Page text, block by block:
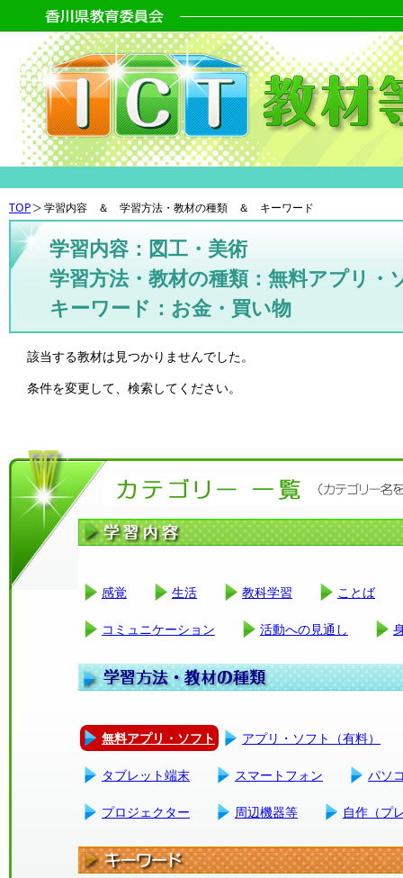
TOP 学習内容 ＆ 学習方法・教材の種類 ＆ キーワード
学習内容：図工・美術
学習方法・教材の種類：無料アプリ・
キーワード：お金・買い物
該当する教材は見つかりませんでした。
条件を変更して、検索してください。
感覚 生活 教科学習 ことば
コミュニケーション 活動への見通し
無料アプリ・ソフト アプリ・ソフト（有料）
タブレット端末 スマートフォン パソ
プロジェクター 周辺機器等 自作（プ